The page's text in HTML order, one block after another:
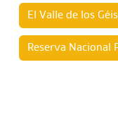
El Valle de los
Reserva Nacional